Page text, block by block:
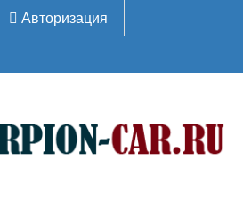
Авторизация